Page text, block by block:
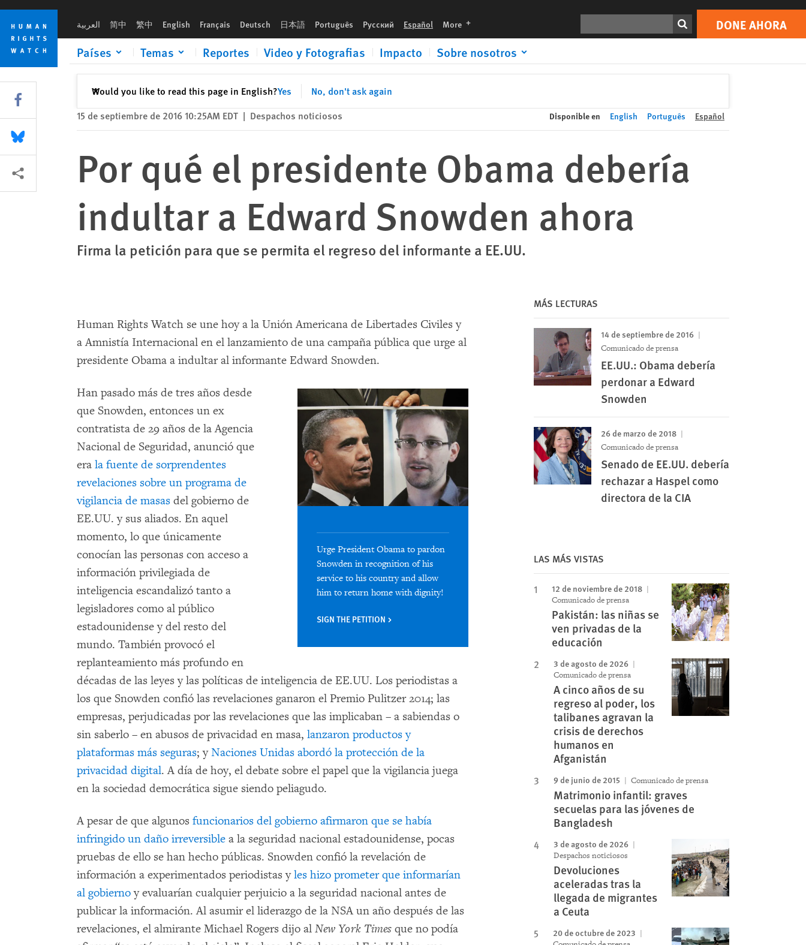
Skip
cookie
privacy
notice
Skip
main
content
العربية 简中 繁中 English Français Deutsch 日本語 Português Русский Español More languages DONE AHORA
Países Temas Reportes Video y Fotografias Impacto Sobre nosotros
Would you like to read this page in English?Yes No, don't ask again
✕Cerrar
Print DONE AHORA
15 de septiembre de 2016 10:25AM EDT | Despachos noticiosos Disponible en English Português Español
Por qué el presidente Obama debería
indultar a Edward Snowden ahora
Firma la petición para que se permita el regreso del informante a EE.UU.
Human Rights Watch se une hoy a la Unión Americana de Libertades Civiles y
a Amnistía Internacional en el lanzamiento de una campaña pública que urge al
presidente Obama a indultar al informante Edward Snowden.
Urge President Obama to pardon
Snowden in recognition of his
service to his country and allow
him to return home with dignity!
SIGN THE PETITION
Han pasado más de tres años desde
que Snowden, entonces un ex
contratista de 29 años de la Agencia
Nacional de Seguridad, anunció que
era la fuente de sorprendentes
revelaciones sobre un programa de
vigilancia de masas del gobierno de
EE.UU. y sus aliados. En aquel
momento, lo que únicamente
conocían las personas con acceso a
información privilegiada de
inteligencia escandalizó tanto a
legisladores como al público
estadounidense y del resto del
mundo. También provocó el
replanteamiento más profundo en
décadas de las leyes y las políticas de inteligencia de EE.UU. Los periodistas a
los que Snowden confió las revelaciones ganaron el Premio Pulitzer 2014; las
empresas, perjudicadas por las revelaciones que las implicaban – a sabiendas o
sin saberlo – en abusos de privacidad en masa, lanzaron productos y
plataformas más seguras; yNaciones Unidas abordó la protección de la
privacidad digital. A día de hoy, el debate sobre el papel que la vigilancia juega
en la sociedad democrática sigue siendo peliagudo.
A pesar de que algunos funcionarios del gobierno afirmaron que se había
infringido un daño irreversible a la seguridad nacional estadounidense, pocas
pruebas de ello se han hecho públicas. Snowden confió la revelación de
información a experimentados periodistas yles hizo prometer que informarían
al gobiernoy evaluarían cualquier perjuicio a la seguridad nacional antes de
publicar la información. Al asumir el liderazgo de la NSA un año después de las
revelaciones, el almirante Michael Rogers dijo al New York Times que no podía
MÁS LECTURAS
14 de septiembre de 2016
Comunicado de prensa
EE.UU.: Obama debería
perdonar a Edward
Snowden
26 de marzo de 2018
Comunicado de prensa
Senado de EE.UU. debería
rechazar a Haspel como
directora de la CIA
LAS MÁS VISTAS
12 de noviembre de 2018
Comunicado de prensa
Pakistán: las niñas se
ven privadas de la
educación
3 de agosto de 2026
Comunicado de prensa
A cinco años de su
regreso al poder, los
talibanes agravan la
crisis de derechos
humanos en
Afganistán
9 de junio de 2015 Comunicado de prensa
Matrimonio infantil: graves
secuelas para las jóvenes de
Bangladesh
3 de agosto de 2026
Despachos noticiosos
Devoluciones
aceleradas tras la
llegada de migrantes
a Ceuta
20 de octubre de 2023
Share this via Facebook
Share this via Bluesky
Share this via Compartir